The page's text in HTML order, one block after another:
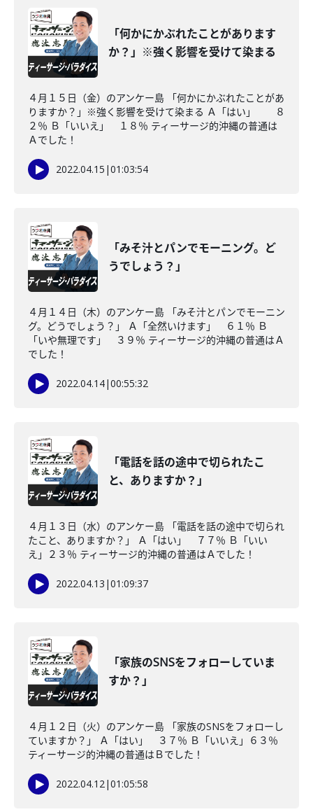
「何かにかぶれたことがあります
か？」※強く影響を受けて染まる
４月１５日（金）のアンケー島 「何かにかぶれたことがあ
りますか？」※強く影響を受けて染まる Ａ「はい」 ８
２％ Ｂ「いいえ」 １８％ ティーサージ的沖縄の普通は
Ａでした！
2022.04.15 |01:03:54
「みそ汁とパンでモーニング。ど
うでしょう？」
４月１４日（木）のアンケー島 「みそ汁とパンでモーニン
グ。どうでしょう？」 Ａ「全然いけます」 ６１％ Ｂ
「いや無理です」 ３９％ ティーサージ的沖縄の普通はＡ
でした！
2022.04.14|00:55:32
「電話を話の途中で切られたこ
と、ありますか？」
４月１３日（水）のアンケー島 「電話を話の途中で切られ
たこと、ありますか？」 Ａ「はい」 ７７％ Ｂ「いい
え」２３％ ティーサージ的沖縄の普通はＡでした！
2022.04.13 |01:09:37
「家族のSNSをフォローしていま
すか？」
４月１２日（火）のアンケー島 「家族のSNSをフォローし
ていますか？」 Ａ「はい」 ３７％ Ｂ「いいえ」６３％
ティーサージ的沖縄の普通はＢでした！
2022.04.12|01:05:58